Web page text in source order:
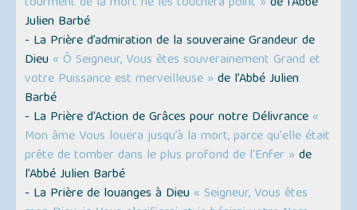
Julien Barbé
- La Prière d’admiration de la souveraine Grandeur de
Dieu « Ô Seigneur, Vous êtes souverainement Grand et
votre Puissance est merveilleuse » de l’Abbé Julien
Barbé
- La Prière d'Action de Grâces pour notre Délivrance «
Mon âme Vous louera jusqu’à la mort, parce qu'elle était
prête de tomber dans le plus profond de l'Enfer » de
l’Abbé Julien Barbé
- La Prière de louanges à Dieu « Seigneur, Vous êtes